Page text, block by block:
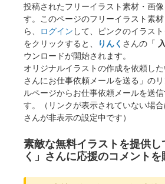
投稿されたフリーイラスト素材・画
す。このページのフリーイラスト素
ら、
ログイン して、ピンクのイラス
をクリックすると、
りんく さんの「
ウンロードが開始されます。
オリジナルイラストの作成を依頼し
さんにお仕事依頼メールを送る」の
ルページからお仕事依頼メールを送
す。（リンクが表示されていない場
さんが非表示の設定中です）
素敵な無料イラストを提供
く」さんに応援のコメントを